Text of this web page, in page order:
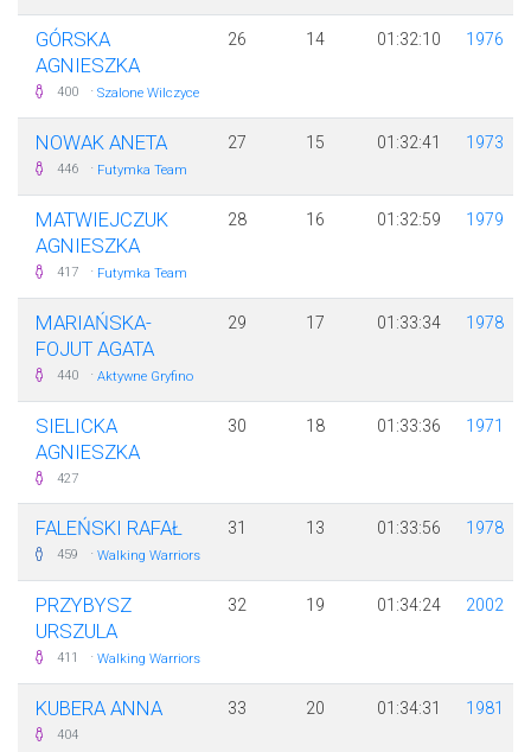
GÓRSKA
AGNIESZKA
400 · Szalone Wilczyce
26 14 01:32:10 1976
NOWAK ANETA
446 · Futymka Team
27 15 01:32:41 1973
MATWIEJCZUK
AGNIESZKA
417 · Futymka Team
28 16 01:32:59 1979
MARIAŃSKA-
FOJUT AGATA
440 · Aktywne Gryfino
29 17 01:33:34 1978
SIELICKA
AGNIESZKA
427
30 18 01:33:36 1971
FALEŃSKI RAFAŁ
459 · Walking Warriors
31 13 01:33:56 1978
PRZYBYSZ
URSZULA
411 · Walking Warriors
32 19 01:34:24 2002
KUBERA ANNA
404
33 20 01:34:31 1981